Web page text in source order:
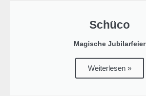
Schüco
Magische Jubilarfeier
Weiterlesen »